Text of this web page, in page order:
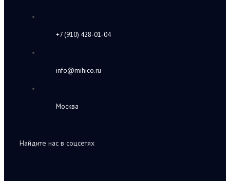
+7 (910) 428-01-04
info@mihico.ru
Москва
Найдите нас в соцсетях